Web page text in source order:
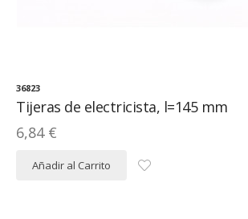
36823
Tijeras de electricista, l=145 mm
6,84 €
Añadir al Carrito